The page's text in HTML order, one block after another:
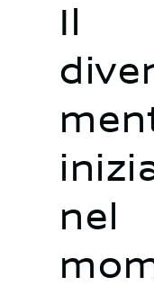
Il
nel